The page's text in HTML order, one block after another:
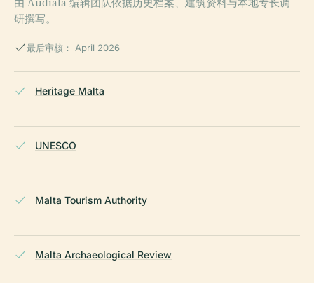
研撰写。
最后审核： April 2026
Heritage Malta
UNESCO
Malta Tourism Authority
Malta Archaeological Review